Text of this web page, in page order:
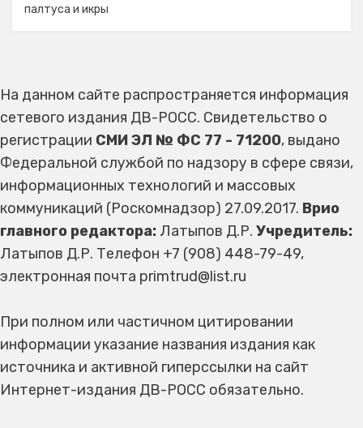
палтуса и икры
На данном сайте распространяется информация
сетевого издания ДВ-РОСС. Свидетельство о
регистрации СМИ ЭЛ № ФС 77 - 71200, выдано
Федеральной службой по надзору в сфере связи,
информационных технологий и массовых
коммуникаций (Роскомнадзор) 27.09.2017. Врио
главного редактора: Латыпов Д.Р. Учредитель:
Латыпов Д.Р. Телефон +7 (908) 448-79-49,
электронная почта primtrud@list.ru
При полном или частичном цитировании
информации указание названия издания как
источника и активной гиперссылки на сайт
Интернет-издания ДВ-РОСС обязательно.